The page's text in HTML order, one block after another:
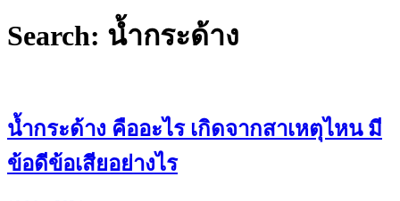
Search: น้ำกระด้าง
น้ำกระด้าง คืออะไร เกิดจากสาเหตุไหน มี
ข้อดีข้อเสียอย่างไร